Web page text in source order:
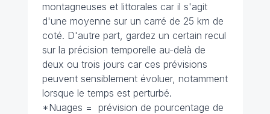
montagneuses et littorales car il s'agit
d'une moyenne sur un carré de 25 km de
coté. D'autre part, gardez un certain recul
sur la précision temporelle au-delà de
deux ou trois jours car ces prévisions
peuvent sensiblement évoluer, notamment
lorsque le temps est perturbé.
*Nuages = prévision de pourcentage de